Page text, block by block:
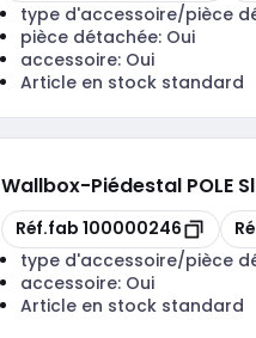
type d'accessoire/pièce
pièce détachée: Oui
accessoire: Oui
Article en stock standard
Wallbox-Piédestal POLE
Copie
Réf.fab 100000246
type d'accessoire/pièce
accessoire: Oui
Article en stock standard